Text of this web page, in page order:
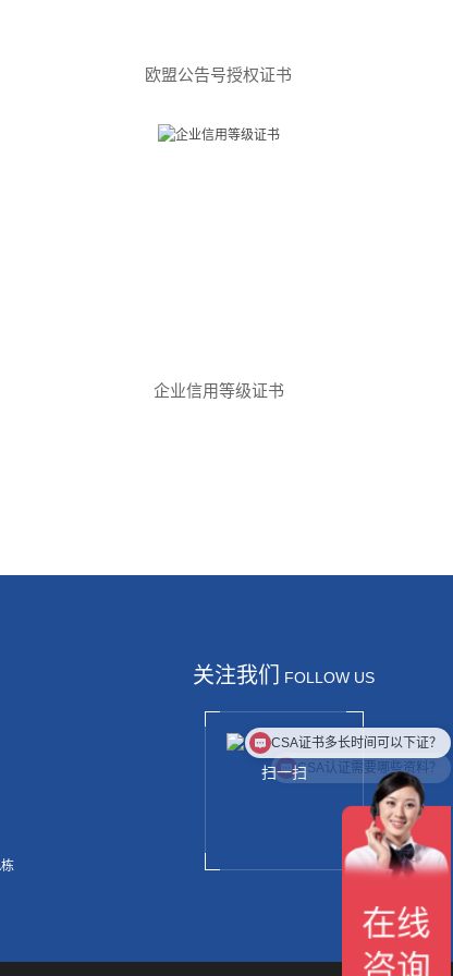
欧盟公告号授权证书
企业信用等级证书
关注我们 FOLLOW US
扫一扫
CSA证书多长时间可以下证？
CSA认证需要哪些资料？